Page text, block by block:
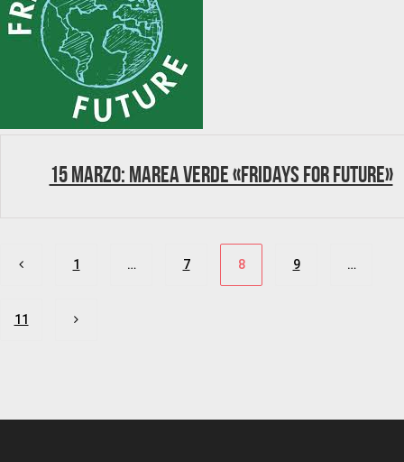
15 marzo: Marea verde «Fridays For Future»
Paginación
de
1 … 7 8 9 …
11